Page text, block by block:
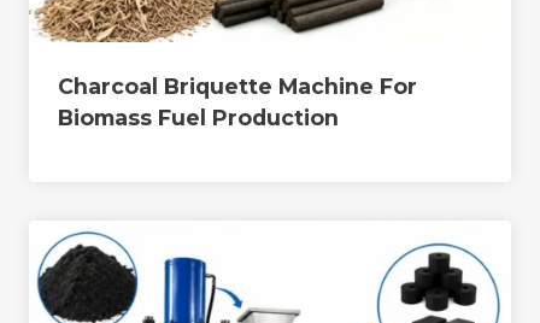
Charcoal Briquette Machine For
Biomass Fuel Production